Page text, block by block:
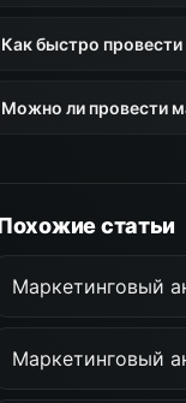
Как быстро
Можно ли провести
статьи
Маркетинговый
Маркетинговый